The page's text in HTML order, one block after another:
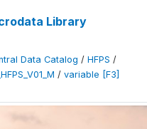
Library
Data Catalog / HFPS /
/ variable [F3]